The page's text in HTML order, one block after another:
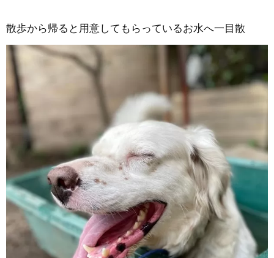
散歩から帰ると用意してもらっているお水へ一目散